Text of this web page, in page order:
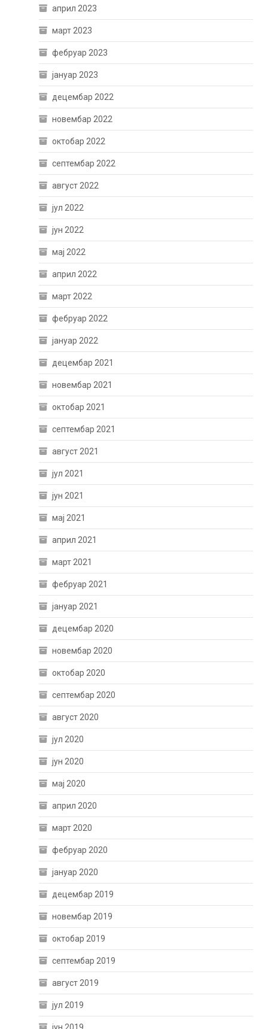
април 2023
март 2023
фебруар 2023
јануар 2023
децембар 2022
новембар 2022
октобар 2022
септембар 2022
август 2022
јул 2022
јун 2022
мај 2022
април 2022
март 2022
фебруар 2022
јануар 2022
децембар 2021
новембар 2021
октобар 2021
септембар 2021
август 2021
јул 2021
јун 2021
мај 2021
април 2021
март 2021
фебруар 2021
јануар 2021
децембар 2020
новембар 2020
октобар 2020
септембар 2020
август 2020
јул 2020
јун 2020
мај 2020
април 2020
март 2020
фебруар 2020
јануар 2020
децембар 2019
новембар 2019
октобар 2019
септембар 2019
август 2019
јул 2019
јун 2019